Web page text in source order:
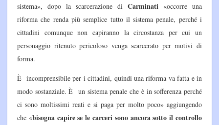
sistema», dopo la scarcerazione di Carminati «occorre una
riforma che renda più semplice tutto il sistema penale, perché i
cittadini comunque non capiranno la circostanza per cui un
personaggio ritenuto pericoloso venga scarcerato per motivi di
forma.
È incomprensibile per i cittadini, quindi una riforma va fatta e in
modo sostanziale. È un sistema penale che è in sofferenza perché
ci sono moltissimi reati e si paga per molto poco» aggiungendo
che «bisogna capire se le carceri sono ancora sotto il controllo